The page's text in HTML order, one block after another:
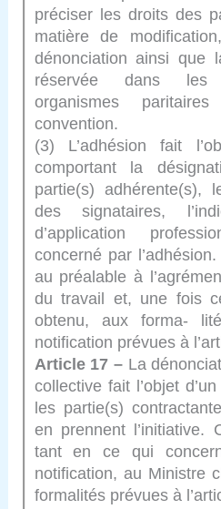
préciser les droits des
matière de
dénonciation ainsi que
réservée dans les
organismes
convention.
(3) L’adhésion fait
comportant la
partie(s) adhérente(s),
des signataires,
d’application
concerné par
au préalable à
du travail et, une fois
obtenu, aux forma-
notification prévues à
Article 17 –La
collective fait l’objet
les partie(s)
en prennent l’initiative.
tant en ce qui
notification, au Ministre
formalités prévues à